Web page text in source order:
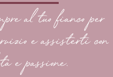
al tuo fianco per
e assisterti con
e passione.